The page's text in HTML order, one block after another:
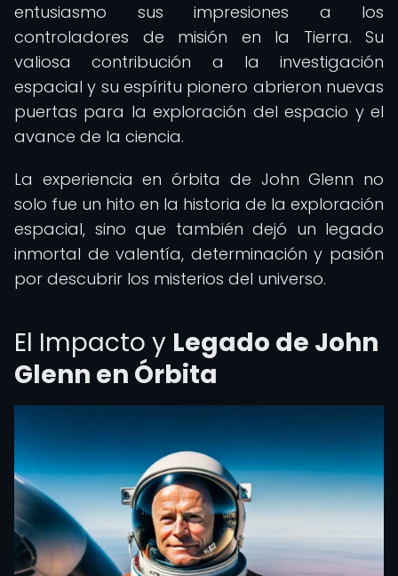
entusiasmo sus impresiones a los
controladores de misión en la Tierra. Su
valiosa contribución a la investigación
espacial y su espíritu pionero abrieron nuevas
puertas para la exploración del espacio y el
avance de la ciencia.
La experiencia en órbita de John Glenn no
solo fue un hito en la historia de la exploración
espacial, sino que también dejó un legado
inmortal de valentía, determinación y pasión
por descubrir los misterios del universo.
El Impacto y Legado de John
Glenn en Órbita